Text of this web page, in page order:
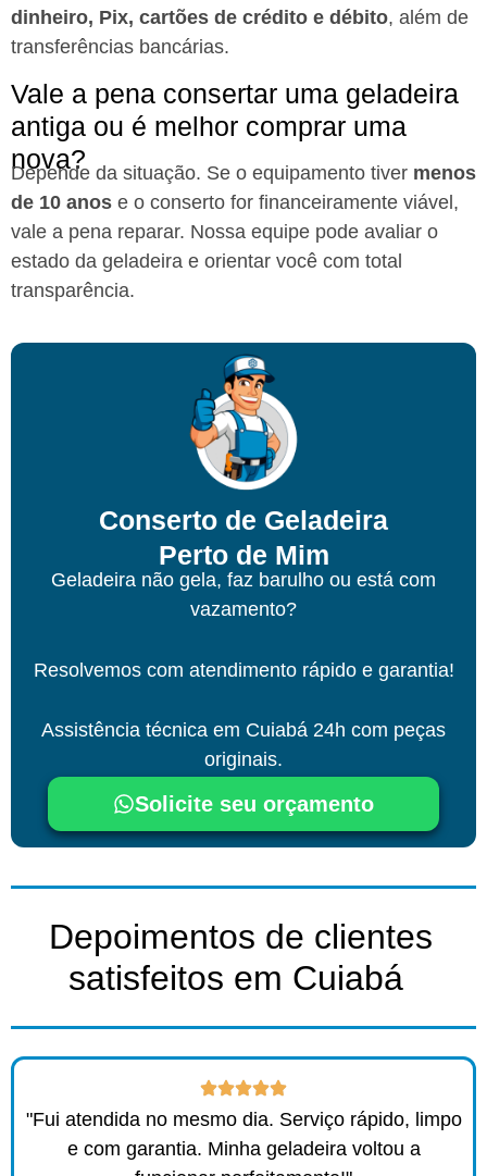
dinheiro, Pix, cartões de crédito e débito, além de
transferências bancárias.
Vale a pena consertar uma geladeira
antiga ou é melhor comprar uma
nova?
Depende da situação. Se o equipamento tiver menos
de 10 anos e o conserto for financeiramente viável,
vale a pena reparar. Nossa equipe pode avaliar o
estado da geladeira e orientar você com total
transparência.
Conserto de Geladeira
Perto de Mim
Geladeira não gela, faz barulho ou está com
vazamento?
Resolvemos com atendimento rápido e garantia!
Assistência técnica em Cuiabá 24h com peças
originais.
Solicite seu orçamento
Depoimentos de clientes
satisfeitos em Cuiabá ​
"Fui atendida no mesmo dia. Serviço rápido, limpo
e com garantia. Minha geladeira voltou a